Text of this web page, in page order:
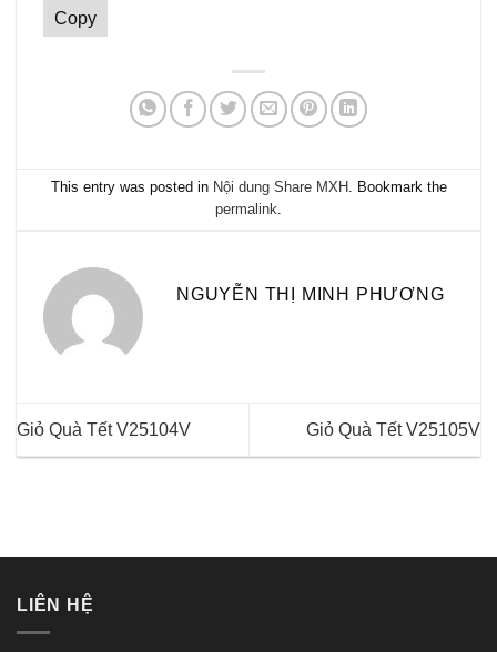
Copy
This entry was posted in Nội dung Share MXH . Bookmark the
permalink.
NGUYỄN THỊ MINH PHƯƠNG
Giỏ Quà Tết V25104V Giỏ Quà Tết V25105V
LIÊN HỆ